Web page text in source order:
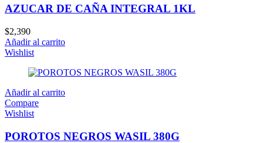
AZUCAR DE CAÑA INTEGRAL 1KL
$2,390
Añadir al carrito
Wishlist
Añadir al carrito
Compare
Wishlist
POROTOS NEGROS WASIL 380G